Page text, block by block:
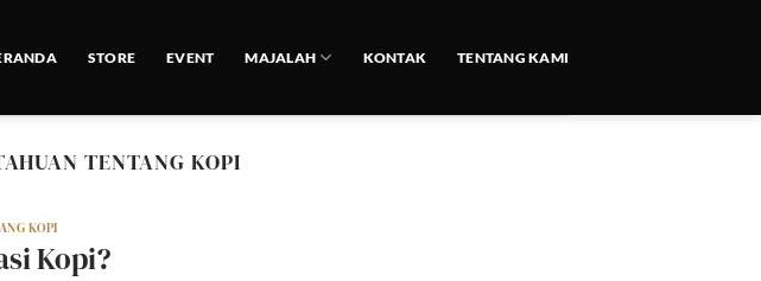
STORE EVENT MAJALAH KONTAK TENTANG KAMI
TENTANG KOPI
KOPI
Kopi?